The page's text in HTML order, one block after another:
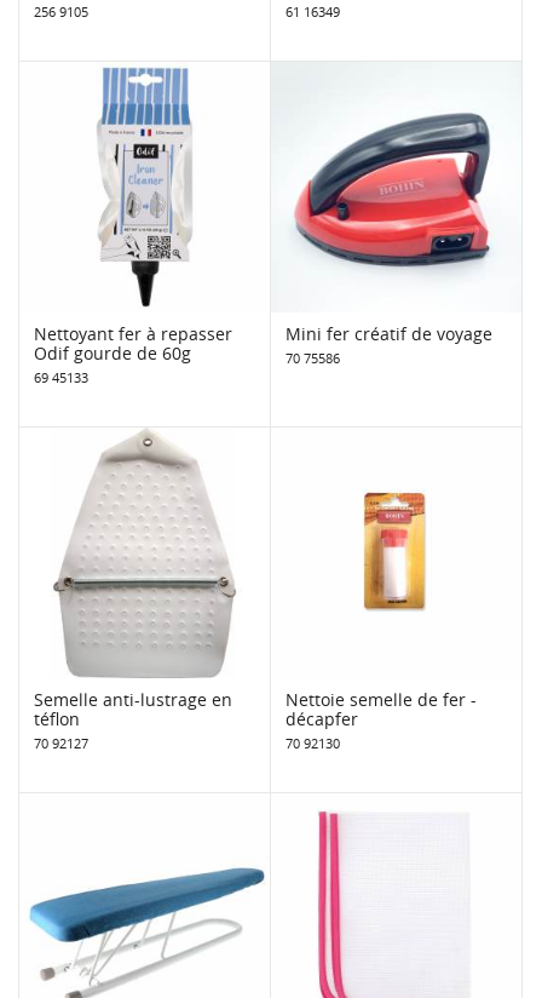
256 9105 61 16349
Nettoyant fer à repasser
Odif gourde de 60g
69 45133
Mini fer créatif de voyage
70 75586
Semelle anti-lustrage en
téflon
70 92127
Nettoie semelle de fer -
décapfer
70 92130